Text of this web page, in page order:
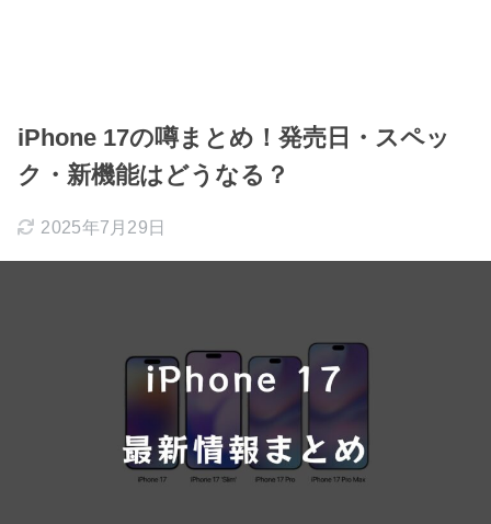
iPhone 17の噂まとめ！発売日・スペッ
ク・新機能はどうなる？
2025年7月29日